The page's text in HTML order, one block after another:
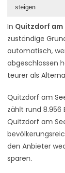
In Quitzdorf am
zuständige
automatisch,
abgeschlossen
teurer als
Quitzdorf am
zählt rund 8.956
Quitzdorf am
den Anbieter
sparen.
steigen